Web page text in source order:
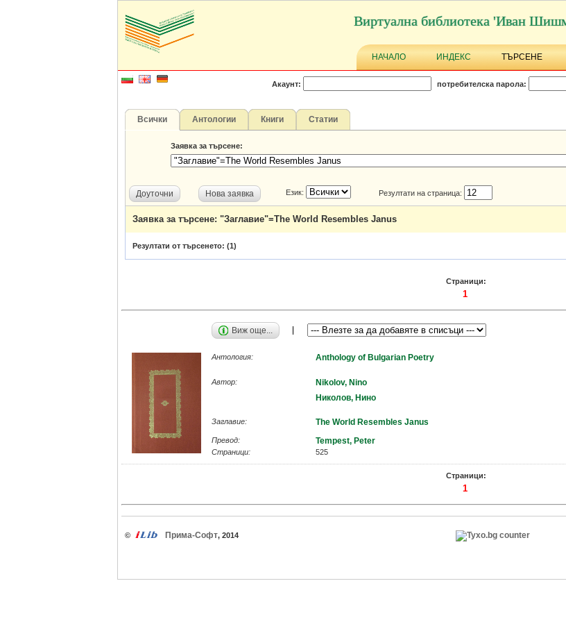
Виртуална библиотека 'Иван
НАЧАЛО ИНДЕКС ТЪРСЕНЕ
Акаунт: потребителска парола:
Всички Антологии Книги Статии
Заявка за търсене:
Доуточни Нова заявка Език: Резултати на страница:
Заявка за търсене: "Заглавие"=The World Resembles Janus
Резултати от търсенето: (1)
Страници:
1
Виж още...
Антология: Anthology of Bulgarian Poetry
Автор:
Nikolov, Nino
Николов, Нино
Заглавие: The World Resembles Janus
Превод: Tempest, Peter
Страници: 525
Страници:
1
© Прима-Софт, 2014